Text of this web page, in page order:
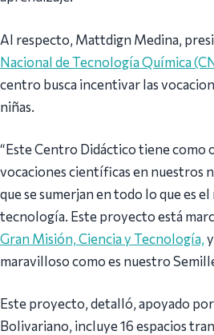
Al respecto, Mattdign Medina,
Nacional de Tecnología Química
centro busca incentivar las
niñas.
“Este Centro Didáctico tiene como
vocaciones científicas en nuestros
que se sumerjan en todo lo que es
tecnología. Este proyecto está
Gran Misión, Ciencia y Tecnología,
maravilloso como es nuestro
Este proyecto, detalló, apoyado
Bolivariano, incluye 16 espacios